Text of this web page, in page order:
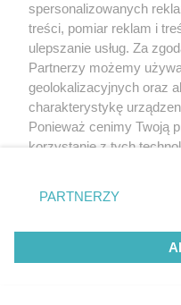
spersonalizowanych
treści, pomiar reklam i
ulepszanie usług. Za
Partnerzy możemy
geolokalizacyjnych oraz
charakterystykę
Ponieważ cenimy Twoją
korzystanie z tych
zmienić/wycofać klikając
znajdujący się w lewym
rodzaje przetwarzania
użytkownika, ale masz
przetwarzaniu.
PARTNERZY